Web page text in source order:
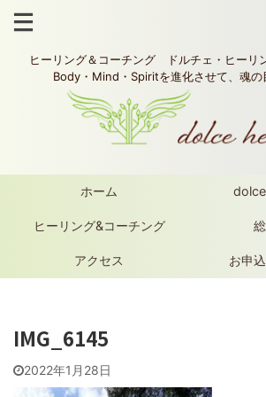
ヒーリング＆コーチング ドルチェ・ヒー
Body・Mind・Spiritを進化させて、魂の
ホーム
ヒーリング&コーチング
アクセス お申
IMG_6145
2022年1月28日